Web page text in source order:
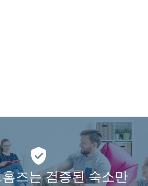
즈는 검증된 숙소만